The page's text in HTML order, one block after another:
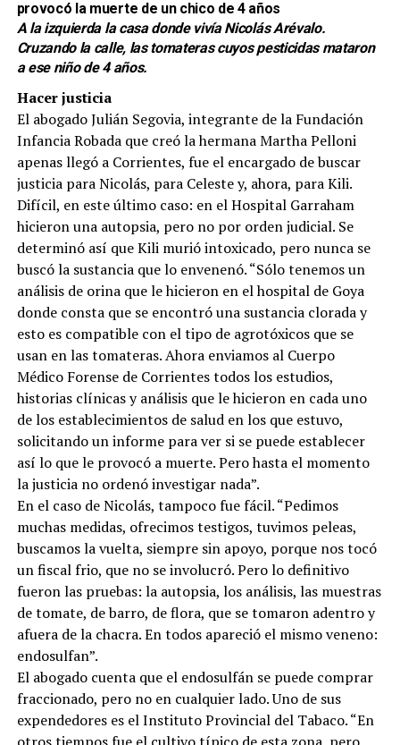
A la izquierda la casa donde vivía Nicolás Arévalo.
Cruzando la calle, las tomateras cuyos pesticidas mataron
a ese niño de 4 años.
Hacer justicia
El abogado Julián Segovia, integrante de la Fundación
Infancia Robada que creó la hermana Martha Pelloni
apenas llegó a Corrientes, fue el encargado de buscar
justicia para Nicolás, para Celeste y, ahora, para Kili.
Difícil, en este último caso: en el Hospital Garraham
hicieron una autopsia, pero no por orden judicial. Se
determinó así que Kili murió intoxicado, pero nunca se
buscó la sustancia que lo envenenó. “Sólo tenemos un
análisis de orina que le hicieron en el hospital de Goya
donde consta que se encontró una sustancia clorada y
esto es compatible con el tipo de agrotóxicos que se
usan en las tomateras. Ahora enviamos al Cuerpo
Médico Forense de Corrientes todos los estudios,
historias clínicas y análisis que le hicieron en cada uno
de los establecimientos de salud en los que estuvo,
solicitando un informe para ver si se puede establecer
así lo que le provocó a muerte. Pero hasta el momento
la justicia no ordenó investigar nada”.
En el caso de Nicolás, tampoco fue fácil. “Pedimos
muchas medidas, ofrecimos testigos, tuvimos peleas,
buscamos la vuelta, siempre sin apoyo, porque nos tocó
un fiscal frio, que no se involucró. Pero lo definitivo
fueron las pruebas: la autopsia, los análisis, las muestras
de tomate, de barro, de flora, que se tomaron adentro y
afuera de la chacra. En todos apareció el mismo veneno:
endosulfan”.
El abogado cuenta que el endosulfán se puede comprar
fraccionado, pero no en cualquier lado. Uno de sus
expendedores es el Instituto Provincial del Tabaco. “En